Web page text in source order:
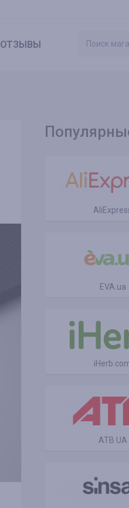
ОТЗЫВЫ
EVA.ua
ATB UA